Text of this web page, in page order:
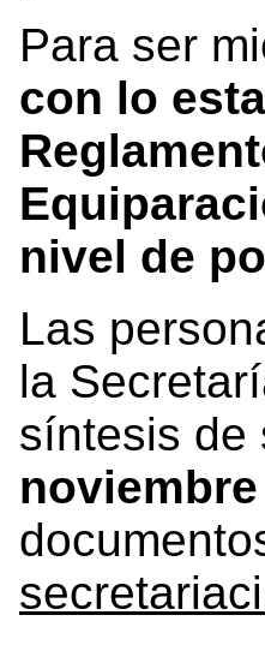
Para ser
con lo
nivel de
Las
la
síntesis de